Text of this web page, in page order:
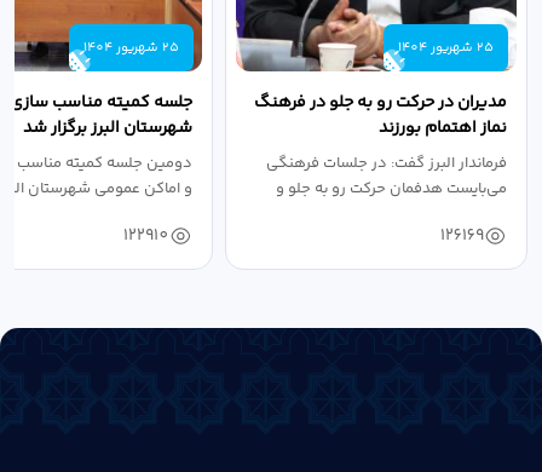
25 شهریور 1404
مدیران در حرکت رو به جلو در فرهنگ
نماز اهتمام بورزند
فرماندار البرز گفت: در جلسات فرهنگی
می‌بایست هدفمان حرکت رو به جلو و
126169
25 شهریور 1404
جلسه کمیته مناسب سازی
شهرستان البرز برگزار شد
دومین جلسه کمیته مناسب
و اماکن عمومی شهرستان
122910